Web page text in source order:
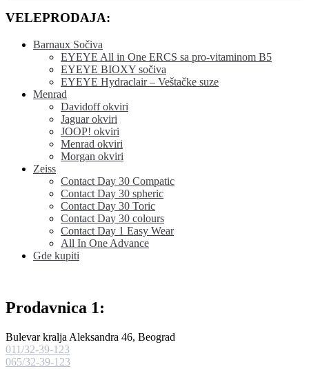
VELEPRODAJA:
Barnaux Sočiva
EYEYE All in One ERCS sa pro-vitaminom B5
EYEYE BIOXY sočiva
EYEYE Hydraclair – Veštačke suze
Menrad
Davidoff okviri
Jaguar okviri
JOOP! okviri
Menrad okviri
Morgan okviri
Zeiss
Contact Day 30 Compatic
Contact Day 30 spheric
Contact Day 30 Toric
Contact Day 30 colours
Contact Day 1 Easy Wear
All In One Advance
Gde kupiti
Prodavnica 1:
Bulevar kralja Aleksandra 46, Beograd
011/32-39-123
065/32-39-123